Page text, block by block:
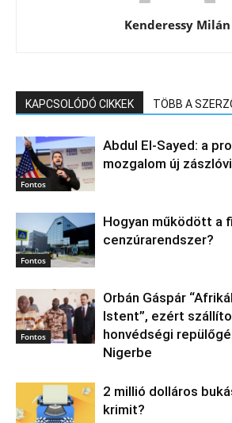
Kenderessy Milán
KAPCSOLÓDÓ CIKKEK TÖBB A
Fontos
Abdul El‑Sayed: a
mozgalom új
Fontos
Hogyan működött a
cenzúrarendszer?
Fontos
Orbán Gáspár
Istent”, ezért
honvédségi
Nigerbe
2 millió dolláros
krimit?